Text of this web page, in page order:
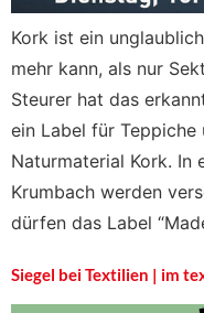
Kork ist ein
mehr kann, als nur
Steurer hat das
ein Label für Teppiche
Naturmaterial Kork. In
Krumbach werden
dürfen das Label
Siegel bei Textilien | im